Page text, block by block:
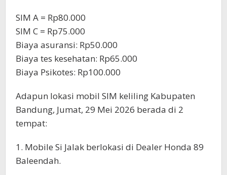
SIM A = Rp80.000
SIM C = Rp75.000
Biaya asuransi: Rp50.000
Biaya tes kesehatan: Rp65.000
Biaya Psikotes: Rp100.000
Adapun lokasi mobil SIM keliling Kabupaten
Bandung, Jumat, 29 Mei 2026 berada di 2
tempat:
1. Mobile Si Jalak berlokasi di Dealer Honda 89
Baleendah.